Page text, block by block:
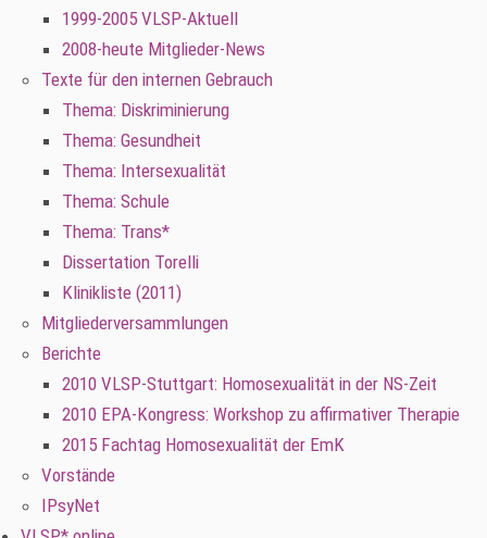
1999-2005 VLSP-Aktuell
2008-heute Mitglieder-News
Texte für den internen Gebrauch
Thema: Diskriminierung
Thema: Gesundheit
Thema: Intersexualität
Thema: Schule
Thema: Trans*
Dissertation Torelli
Klinikliste (2011)
Mitgliederversammlungen
Berichte
2010 VLSP-Stuttgart: Homosexualität in der NS-Zeit
2010 EPA-Kongress: Workshop zu affirmativer Therapie
2015 Fachtag Homosexualität der EmK
Vorstände
IPsyNet